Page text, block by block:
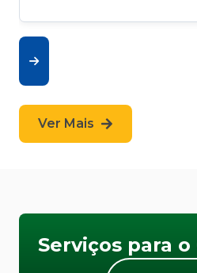
Ver Mais
Serviços para o